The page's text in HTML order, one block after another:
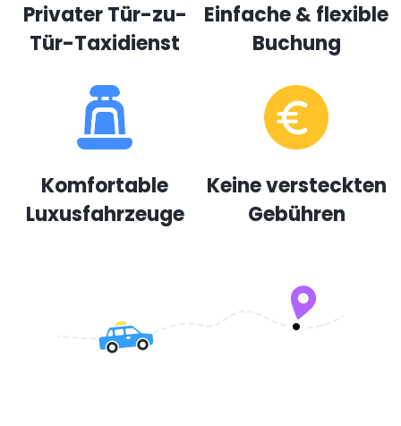
Privater Tür-zu-
Tür-Taxidienst
Einfache & flexible
Buchung
Komfortable
Luxusfahrzeuge
Keine versteckten
Gebühren